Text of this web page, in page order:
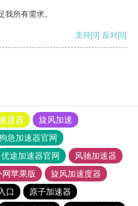
所有需求。
支持[0] 反对[0]
度器
旋风加速
急加速器官网
优途加速器官网
风驰加速器
苹果版
旋风加速度器
口
原子加速器